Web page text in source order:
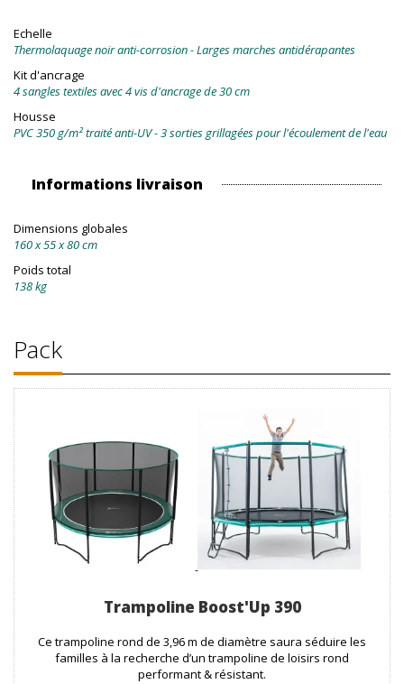
Echelle
Thermolaquage noir anti-corrosion - Larges marches antidérapantes
Kit d'ancrage
4 sangles textiles avec 4 vis d'ancrage de 30 cm
Housse
PVC 350 g/m² traité anti-UV - 3 sorties grillagées pour l'écoulement de l'eau
Informations livraison
Dimensions globales
160 x 55 x 80 cm
Poids total
138 kg
Pack
Trampoline Boost'Up 390
Ce trampoline rond de 3,96 m de diamètre saura séduire les
familles à la recherche d’un trampoline de loisirs rond
performant & résistant.